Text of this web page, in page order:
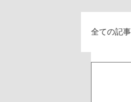
全ての記事
掲載